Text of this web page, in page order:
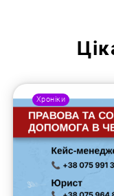
Хроніки